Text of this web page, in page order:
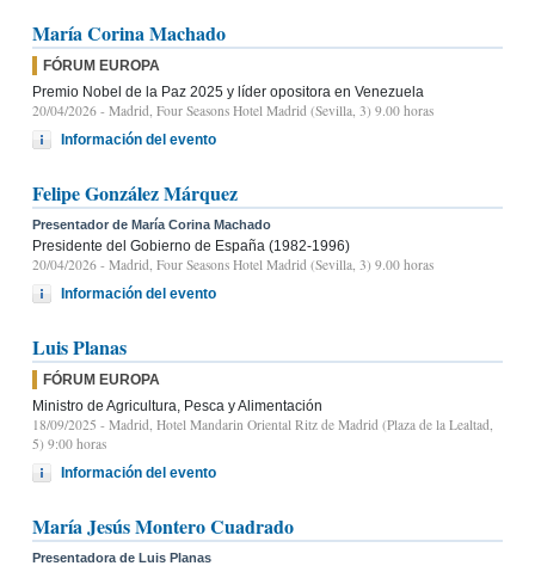
María Corina Machado
FÓRUM EUROPA
Premio Nobel de la Paz 2025 y líder opositora en Venezuela
20/04/2026 - Madrid, Four Seasons Hotel Madrid (Sevilla, 3) 9.00 horas
Información del evento
Felipe González Márquez
Presentador de María Corina Machado
Presidente del Gobierno de España (1982-1996)
20/04/2026 - Madrid, Four Seasons Hotel Madrid (Sevilla, 3) 9.00 horas
Información del evento
Luis Planas
FÓRUM EUROPA
Ministro de Agricultura, Pesca y Alimentación
18/09/2025 - Madrid, Hotel Mandarin Oriental Ritz de Madrid (Plaza de la Lealtad,
5) 9:00 horas
Información del evento
María Jesús Montero Cuadrado
Presentadora de Luis Planas